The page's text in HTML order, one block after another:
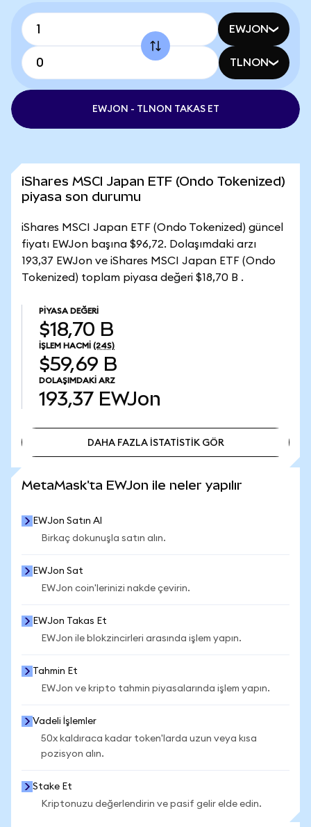
EWJON
TLNON
EWJON - TLNON TAKAS ET
iShares MSCI Japan ETF (Ondo Tokenized)
piyasa son durumu
iShares MSCI Japan ETF (Ondo Tokenized) güncel
fiyatı EWJon başına $96,72. Dolaşımdaki arzı
193,37 EWJon ve iShares MSCI Japan ETF (Ondo
Tokenized) toplam piyasa değeri $18,70 B .
PIYASA DEĞERI
$18,70 B
İŞLEM HACMI (24S)
$59,69 B
DOLAŞIMDAKI ARZ
193,37 EWJon
DAHA FAZLA İSTATİSTİK GÖR
MetaMask'ta EWJon ile neler yapılır
EWJon Satın Al
Birkaç dokunuşla satın alın.
EWJon Sat
EWJon coin'lerinizi nakde çevirin.
EWJon Takas Et
EWJon ile blokzincirleri arasında işlem yapın.
Tahmin Et
EWJon ve kripto tahmin piyasalarında işlem yapın.
Vadeli İşlemler
50x kaldıraca kadar token'larda uzun veya kısa
pozisyon alın.
Stake Et
Kriptonuzu değerlendirin ve pasif gelir elde edin.